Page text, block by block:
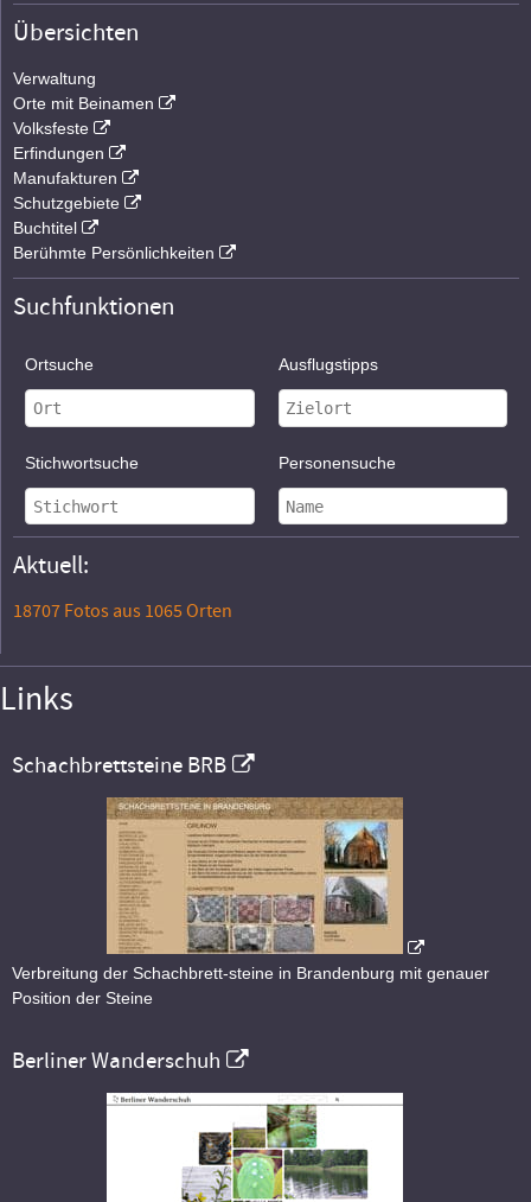
Übersichten
Verwaltung
Orte mit Beinamen
Volksfeste
Erfindungen
Manufakturen
Schutzgebiete
Buchtitel
Berühmte Persönlichkeiten
Suchfunktionen
Ortsuche Ausflugstipps
Stichwortsuche Personensuche
Aktuell:
18707 Fotos aus 1065 Orten
Links
Schachbrettsteine BRB
Verbreitung der Schachbrett-steine in Brandenburg mit genauer
Position der Steine
Berliner Wanderschuh